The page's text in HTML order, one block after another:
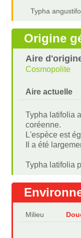
Typha
Origine
Aire
Cosmopolite
Aire actuelle
Typha latifolia
coréenne.
L'espèce est
Il a été
Typha latifolia
Milieu